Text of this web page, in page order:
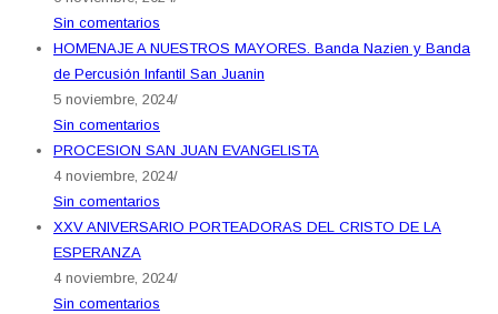
Sin comentarios
HOMENAJE A NUESTROS MAYORES. Banda Nazien y Banda
de Percusión Infantil San Juanin
5 noviembre, 2024/
Sin comentarios
PROCESION SAN JUAN EVANGELISTA
4 noviembre, 2024/
Sin comentarios
XXV ANIVERSARIO PORTEADORAS DEL CRISTO DE LA
ESPERANZA
4 noviembre, 2024/
Sin comentarios